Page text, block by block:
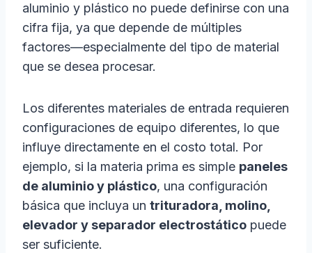
aluminio y plástico no puede definirse con una
cifra fija, ya que depende de múltiples
factores—especialmente del tipo de material
que se desea procesar.
Los diferentes materiales de entrada requieren
configuraciones de equipo diferentes, lo que
influye directamente en el costo total. Por
ejemplo, si la materia prima es simple paneles
de aluminio y plástico, una configuración
básica que incluya un trituradora, molino,
elevador y separador electrostático puede
ser suficiente.